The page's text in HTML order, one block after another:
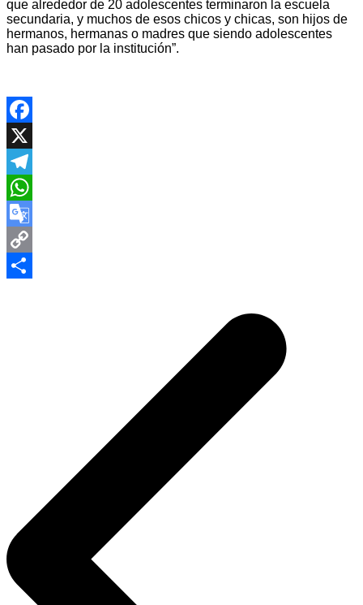
que alrededor de 20 adolescentes terminaron la escuela
secundaria, y muchos de esos chicos y chicas, son hijos de
hermanos, hermanas o madres que siendo adolescentes
han pasado por la institución”.
Facebook
X
Telegram
WhatsApp
Google
Translate
Copy